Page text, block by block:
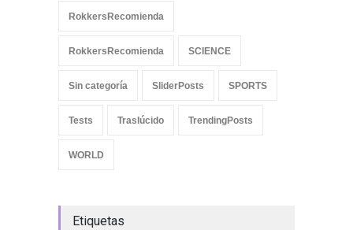
RokkersRecomienda
RokkersRecomienda SCIENCE
Sin categoría SliderPosts SPORTS
Tests Traslúcido TrendingPosts
WORLD
Etiquetas